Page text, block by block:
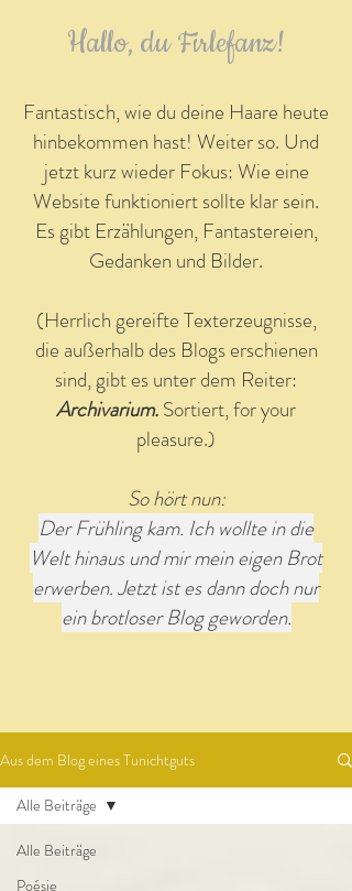
Fantastisch, wie du deine Haare heute
hinbekommen hast! Weiter so. Und
jetzt kurz wieder Fokus: Wie eine
Website funktioniert sollte klar sein.
Es gibt Erzählungen, Fantastereien,
Gedanken und Bilder.
(Herrlich gereifte Texterzeugnisse,
die außerhalb des Blogs erschienen
sind, gibt es unter dem Reiter:
Archivarium.Sortiert, for your
pleasure.)
So hört nun:
Der Frühling kam. Ich wollte in die
Welt hinaus und mir mein eigen Brot
erwerben. Jetzt ist es dann doch nur
ein brotloser Blog geworden.
Hallo, du Firlefanz!
Aus dem Blog eines Tunichtguts
Alle Beiträge
Poésie
Alle Beiträge